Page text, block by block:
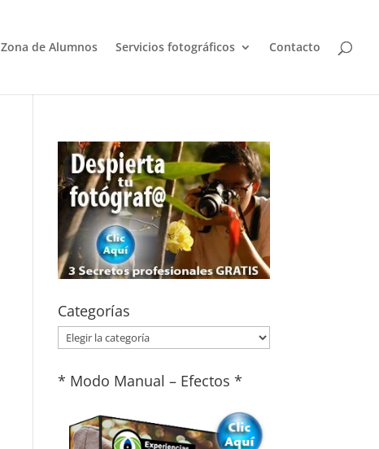
Zona de Alumnos Servicios fotográficos Contacto
Categorías
Categorías
* Modo Manual – Efectos *